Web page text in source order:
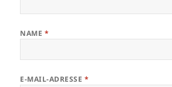
NAME *
E-MAIL-ADRESSE *